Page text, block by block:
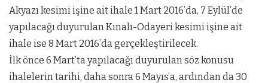
Akyazı kesimi işine ait ihale 1 Mart 2016’da, 7 Eylül’de
yapılacağı duyurulan Kınalı-Odayeri kesimi işine ait
ihale ise 8 Mart 2016’da gerçekleştirilecek.
İlk önce 6 Mart’ta yapılacağı duyurulan söz konusu
ihalelerin tarihi, daha sonra 6 Mayıs’a, ardından da 30